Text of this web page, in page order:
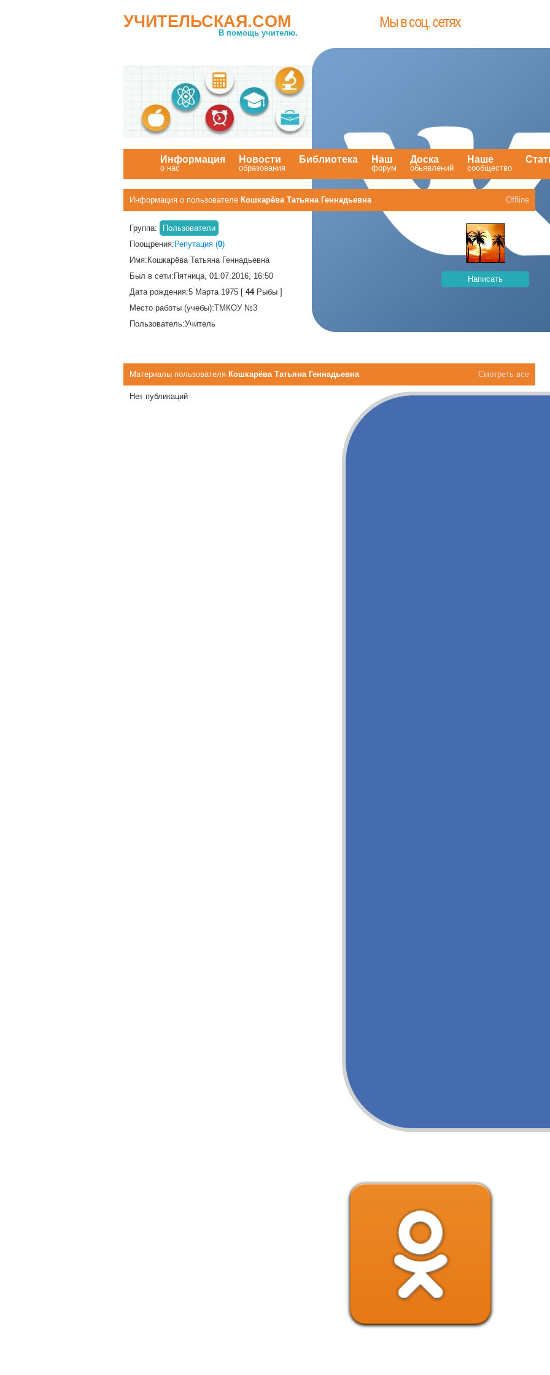
УЧИТЕЛЬСКАЯ.COM
В помощь учителю.
Информация
о нас
Новости
образования
Библиотека Наш
форум
Доска
обьявлений
Наше
сообщество
Информация о пользователе Кошкарёва Татьяна Геннадьевна Offline
Группа:
Пользователи
Поощрения: Репутация (0)
Имя: Кошкарёва Татьяна Геннадьевна
Был в сети: Пятница, 01.07.2016, 16:50
Дата рождения:5 Марта 1975 [ 44Рыбы ]
Место работы (учебы):ТМКОУ №3
Пользователь:Учитель
Написать
Материалы пользователя Кошкарёва Татьяна Геннадьевна Смотреть все
Нет публикаций